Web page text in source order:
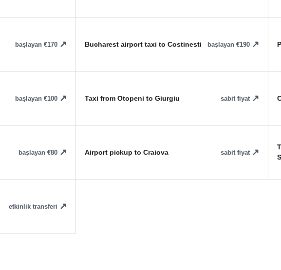
başlayan €170 Bucharest airport taxi to Costinesti başlayan €190
başlayan €100 Taxi from Otopeni to Giurgiu sabit fiyat
başlayan €80 Airport pickup to Craiova sabit fiyat
etkinlik transferi